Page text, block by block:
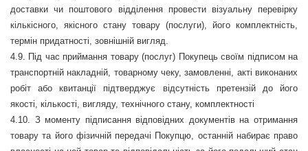
доставки чи поштового відділення провести візуальну перевірку
кількісного, якісного стану товару (послуги), його комплектність,
термін придатності, зовнішній вигляд.
4.9. Під час приймання товару (послуг) Покупець своїм підписом на
транспортній накладній, товарному чеку, замовленні, акті виконаних
робіт або квитанції підтверджує відсутність претензій до його
якості, кількості, вигляду, технічного стану, комплектності
4.10. З моменту підписання відповідних документів на отримання
товару та його фізичній передачі Покупцю, останній набирає право